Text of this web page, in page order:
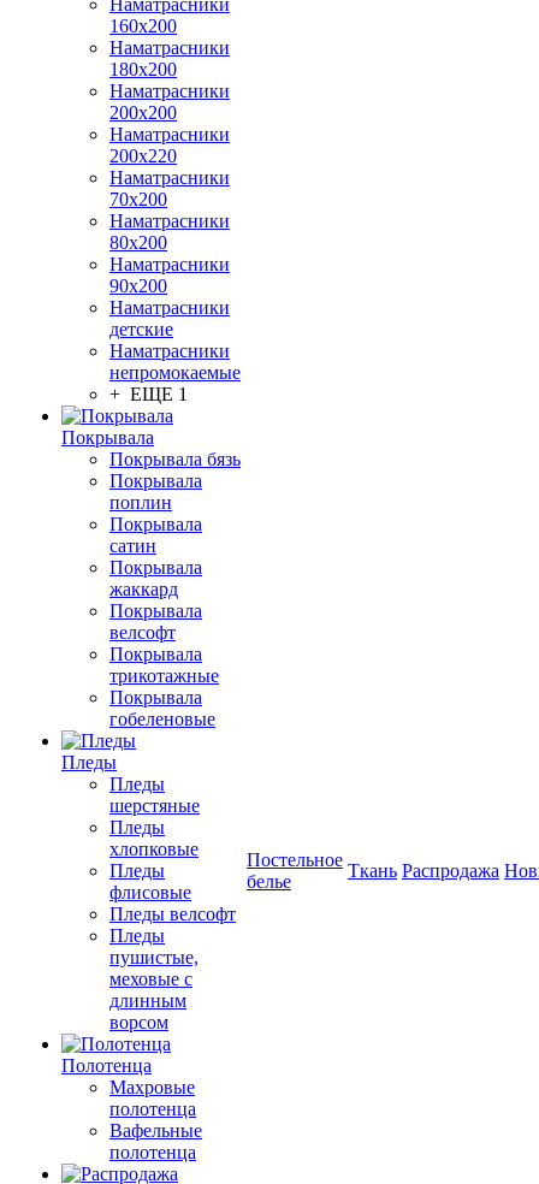
Наматрасники
160х200
Наматрасники
180х200
Наматрасники
200х200
Наматрасники
200х220
Наматрасники
70х200
Наматрасники
80х200
Наматрасники
90х200
Наматрасники
детские
Наматрасники
непромокаемые
+ ЕЩЕ 1
Покрывала
Покрывала бязь
Покрывала
поплин
Покрывала
сатин
Покрывала
жаккард
Покрывала
велсофт
Покрывала
трикотажные
Покрывала
гобеленовые
Пледы
Пледы
шерстяные
Пледы
хлопковые
Пледы
флисовые
Пледы велсофт
Пледы
пушистые,
меховые с
длинным
ворсом
Полотенца
Махровые
полотенца
Вафельные
полотенца
Постельное
белье
Ткань Распродажа